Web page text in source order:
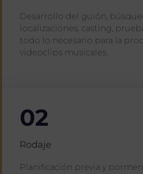
Desarrollo del guión,
localizaciones, casting,
todo lo necesario para la
videoclips musicales.
02
Rodaje
Planificación previa y